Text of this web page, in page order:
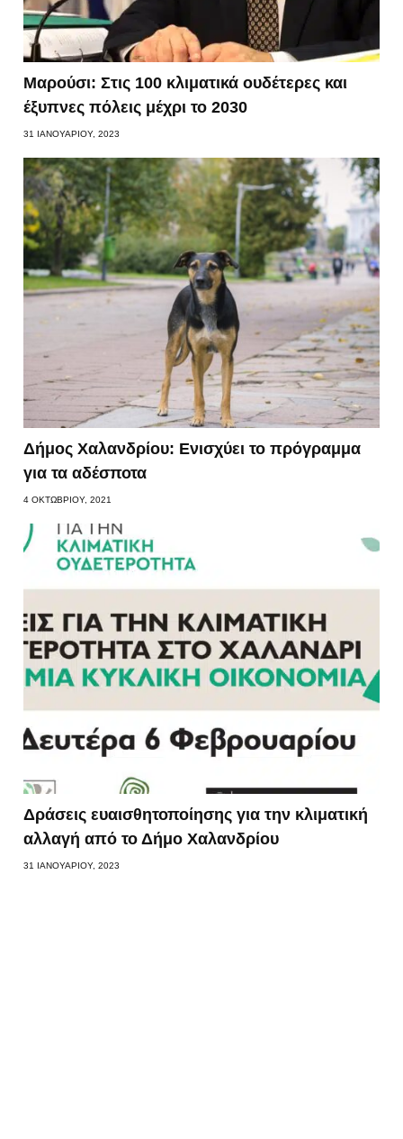
Μαρούσι: Στις 100 κλιματικά ουδέτερες και
έξυπνες πόλεις μέχρι το 2030
31 ΙΑΝΟΥΑΡΊΟΥ, 2023
Δήμος Χαλανδρίου: Ενισχύει το πρόγραμμα
για τα αδέσποτα
4 ΟΚΤΩΒΡΊΟΥ, 2021
Δράσεις ευαισθητοποίησης για την κλιματική
αλλαγή από το Δήμο Χαλανδρίου
31 ΙΑΝΟΥΑΡΊΟΥ, 2023